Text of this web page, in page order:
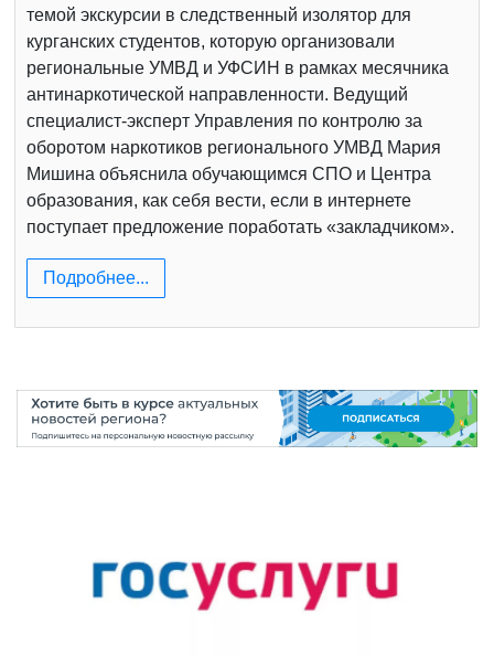
темой экскурсии в следственный изолятор для
курганских студентов, которую организовали
региональные УМВД и УФСИН в рамках месячника
антинаркотической направленности. Ведущий
специалист-эксперт Управления по контролю за
оборотом наркотиков регионального УМВД Мария
Мишина объяснила обучающимся СПО и Центра
образования, как себя вести, если в интернете
поступает предложение поработать «закладчиком».
Подробнее...